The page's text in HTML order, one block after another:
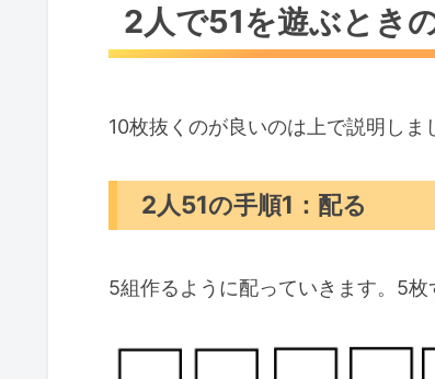
2人で51を遊ぶとき
10枚抜くのが良いのは上で説明しま
2人51の手順1：配る
5組作るように配っていきます。5枚